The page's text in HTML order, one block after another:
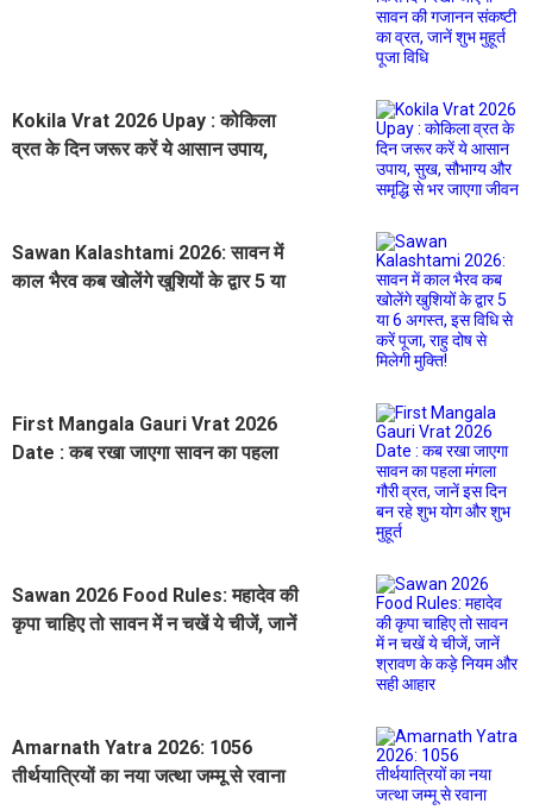
Kokila Vrat 2026 Upay : कोकिला
व्रत के दिन जरूर करें ये आसान उपाय,
Sawan Kalashtami 2026: सावन में
काल भैरव कब खोलेंगे खुशियों के द्वार 5 या
First Mangala Gauri Vrat 2026
Date : कब रखा जाएगा सावन का पहला
Sawan 2026 Food Rules: महादेव की
कृपा चाहिए तो सावन में न चखें ये चीजें, जानें
Amarnath Yatra 2026: 1056
तीर्थयात्रियों का नया जत्था जम्मू से रवाना